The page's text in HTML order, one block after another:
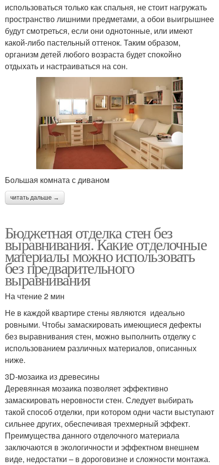
использоваться только как спальня, не стоит нагружать
пространство лишними предметами, а обои выигрышнее
будут смотреться, если они однотонные, или имеют
какой-либо пастельный оттенок. Таким образом,
организм детей любого возраста будет спокойно
отдыхать и настраиваться на сон.
Большая комната с диваном
читать дальше →
Бюджетная отделка стен без
выравнивания. Какие отделочные
материалы можно использовать
без предварительного
выравнивания
На чтение 2 мин
Не в каждой квартире стены являются идеально
ровными. Чтобы замаскировать имеющиеся дефекты
без выравнивания стен, можно выполнить отделку с
использованием различных материалов, описанных
ниже.
3D-мозаика из древесины
Деревянная мозаика позволяет эффективно
замаскировать неровности стен. Следует выбирать
такой способ отделки, при котором одни части выступают
сильнее других, обеспечивая трехмерный эффект.
Преимущества данного отделочного материала
заключаются в экологичности и эффектном внешнем
виде, недостатки – в дороговизне и сложности монтажа.